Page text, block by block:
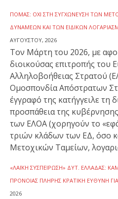
ΠΟΜΑΣ: ΌΧΙ ΣΤΗ ΣΥΓΧΏΝΕΥΣΗ ΤΩΝ
ΔΥΝΆΜΕΩΝ ΚΑΙ ΤΩΝ ΕΙΔΙΚΏΝ
ΑΥΓΟΎΣΤΟΥ, 2026
Τον Μάρτη του 2026, με
διοικούσας επιτροπής του
Αλληλοβοήθειας Στρατού
Ομοσπονδία Απόστρατων
έγγραφό της κατήγγειλε τη
προσπάθεια της
των ΕΛΟΑ (χορηγούν το
τριών κλάδων των ΕΔ, όσο
Μετοχικών Ταμείων,
«ΛΑΪΚΉ ΣΥΣΠΕΊΡΩΣΗ» ΔΥΤ. ΕΛΛΆΔΑΣ:
ΠΡΌΝΟΙΑΣ ΠΛΉΡΗΣ ΚΡΑΤΙΚΉ ΕΥΘΎΝΗ
2026